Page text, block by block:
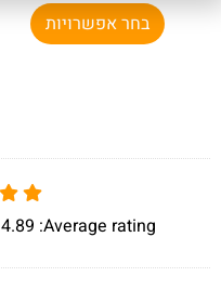
בחר אפשרויות
Average rating:
4.89 -